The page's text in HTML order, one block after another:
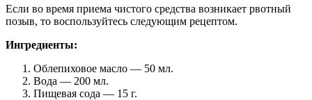
Если во время приема чистого средства возникает рвотный
позыв, то воспользуйтесь следующим рецептом.
Ингредиенты:
Облепиховое масло — 50 мл.
Вода — 200 мл.
Пищевая сода — 15 г.